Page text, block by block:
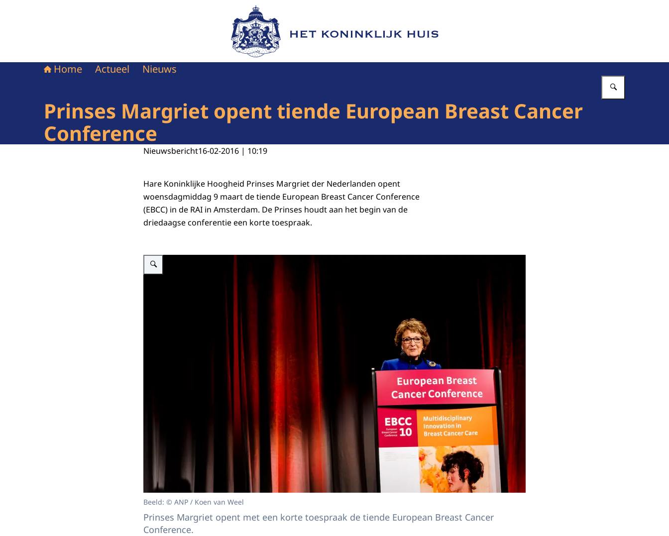
Naar de homepage van Het Koninklijk Huis
Home Actueel Nieuws
Prinses Margriet opent tiende European Breast Cancer
Conference
Nieuwsbericht16-02-2016 | 10:19
Hare Koninklijke Hoogheid Prinses Margriet der Nederlanden opent
woensdagmiddag 9 maart de tiende European Breast Cancer Conference
(EBCC) in de RAI in Amsterdam. De Prinses houdt aan het begin van de
driedaagse conferentie een korte toespraak.
Vergroot afbeelding ""
Beeld: © ANP / Koen van Weel
Prinses Margriet opent met een korte toespraak de tiende European Breast Cancer
Conference.